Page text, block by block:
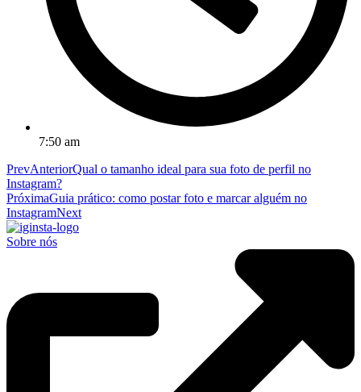
7:50 am
PrevAnteriorQual o tamanho ideal para sua foto de perfil no
Instagram?
PróximaGuia prático: como postar foto e marcar alguém no
InstagramNext
Sobre nós